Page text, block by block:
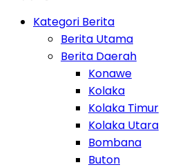
Kategori Berita
Berita Utama
Berita Daerah
Konawe
Kolaka
Kolaka Timur
Kolaka Utara
Bombana
Buton